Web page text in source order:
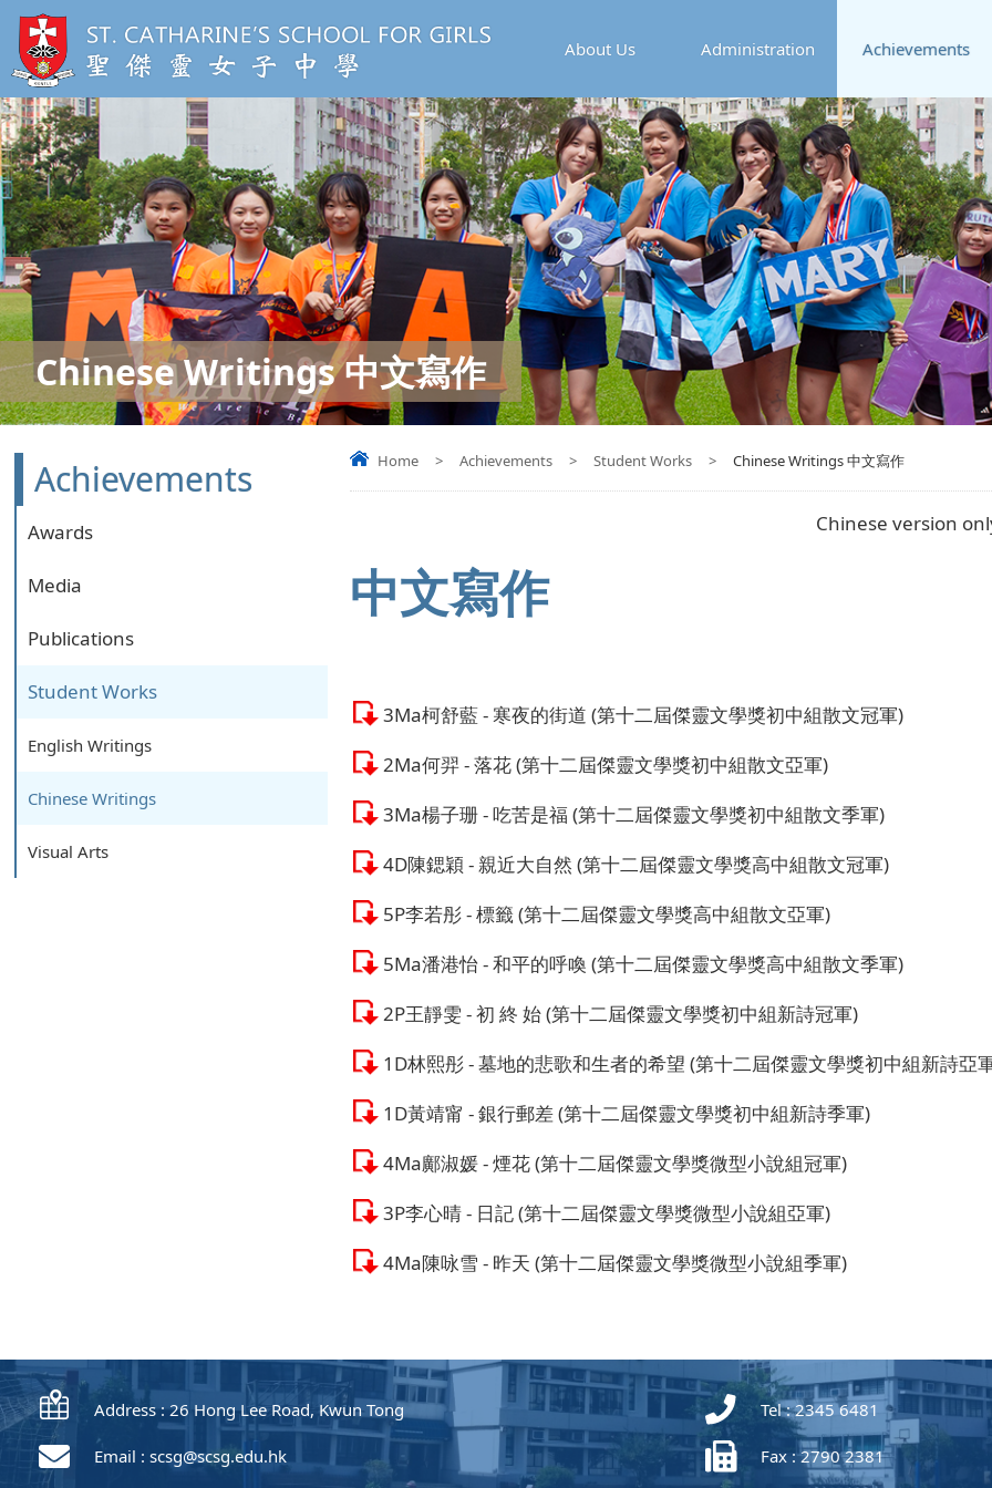
About Us Administration Achievements
Chinese Writings 中文寫作
Home > Achievements > Student Works > Chinese Writings 中文寫作
Chinese version
中文寫作
3Ma柯舒藍 - 寒夜的街道 (第十二屆傑靈文學獎初中組散文冠軍)
2Ma何羿 - 落花 (第十二屆傑靈文學獎初中組散文亞軍)
3Ma楊子珊 - 吃苦是福 (第十二屆傑靈文學獎初中組散文季軍)
4D陳鍶穎 - 親近大自然 (第十二屆傑靈文學獎高中組散文冠軍)
5P李若彤 - 標籤 (第十二屆傑靈文學獎高中組散文亞軍)
5Ma潘港怡 - 和平的呼喚 (第十二屆傑靈文學獎高中組散文季軍)
2P王靜雯 - 初 終 始 (第十二屆傑靈文學獎初中組新詩冠軍)
1D林熙彤 - 墓地的悲歌和生者的希望 (第十二屆傑靈文學獎初中組新詩亞
1D黃靖甯 - 銀行郵差 (第十二屆傑靈文學獎初中組新詩季軍)
4Ma鄺淑媛 - 煙花 (第十二屆傑靈文學獎微型小說組冠軍)
3P李心晴 - 日記 (第十二屆傑靈文學獎微型小說組亞軍)
4Ma陳咏雪 - 昨天 (第十二屆傑靈文學獎微型小說組季軍)
Achievements
Awards
Media
Publications
Student Works
English Writings
Chinese Writings
Visual Arts
Address : 26 Hong Lee Road, Kwun Tong Tel : 2345 6481
Email : scsg@scsg.edu.hk Fax : 2790 2381